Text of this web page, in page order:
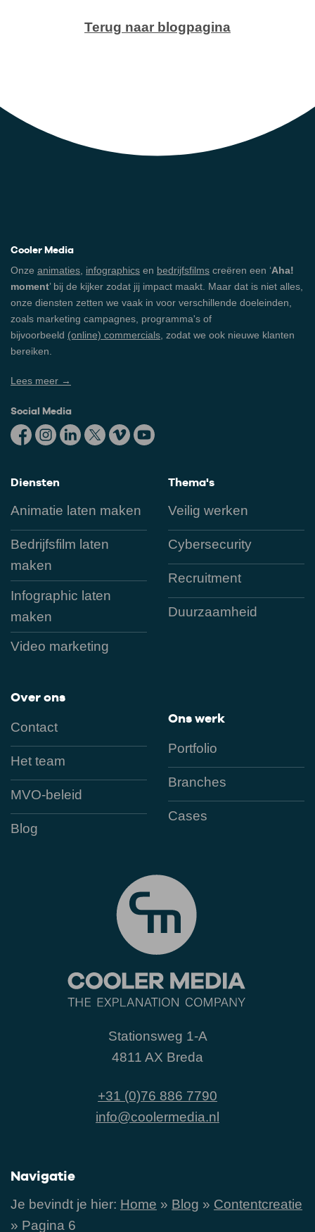
Terug naar blogpagina
Cooler Media
Onze animaties infographics en bedrijfsfilms creëren een ‘Aha!
moment’ bij de kijker zodat jij impact maakt. Maar dat is niet alles,
onze diensten zetten we vaak in voor verschillende doeleinden,
zoals marketing campagnes, programma's of
bijvoorbeeld (online) commercials , zodat we ook nieuwe klanten
bereiken.
Lees meer →
Social Media
Diensten
Animatie laten maken
Bedrijfsfilm laten
maken
Infographic laten
maken
Video marketing
Over ons
Contact
Het team
MVO-beleid
Blog
Thema's
Veilig werken
Cybersecurity
Recruitment
Duurzaamheid
Ons werk
Portfolio
Branches
Cases
Stationsweg 1-A
4811 AX Breda
+31 (0)76 886 7790
info@coolermedia.nl
Navigatie
Je bevindt je hier: Home » Blog » Contentcreatie
» Pagina 6